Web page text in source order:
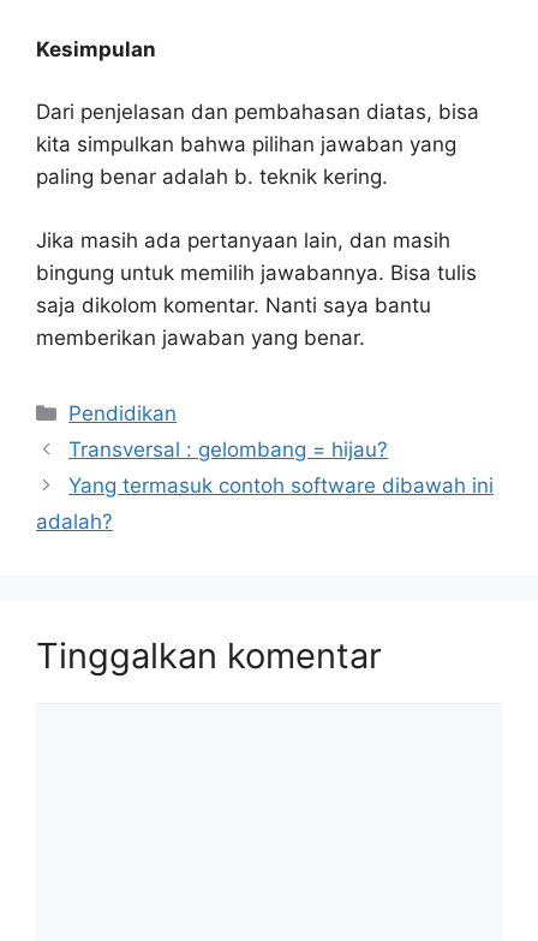
Kesimpulan
Dari penjelasan dan pembahasan diatas, bisa
kita simpulkan bahwa pilihan jawaban yang
paling benar adalah b. teknik kering.
Jika masih ada pertanyaan lain, dan masih
bingung untuk memilih jawabannya. Bisa tulis
saja dikolom komentar. Nanti saya bantu
memberikan jawaban yang benar.
Kategori
Pendidikan
Transversal : gelombang = hijau?
Yang termasuk contoh software dibawah ini
adalah?
Tinggalkan komentar